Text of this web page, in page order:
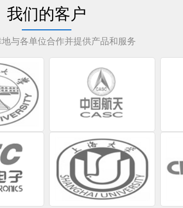
我们的客户
与各单位合作并提供产品和服务